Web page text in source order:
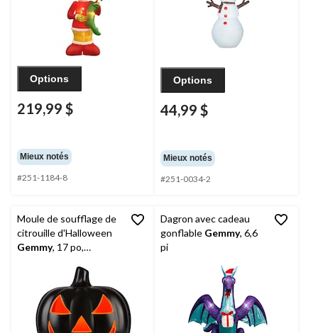
Options
219,99 $
Mieux notés
#251-1184-8
Options
44,99 $
Mieux notés
#251-0034-2
Moule de soufflage de
citrouille d'Halloween
Gemmy, 17 po,
Dagron avec cadeau
gonflable Gemmy, 6,6
pi